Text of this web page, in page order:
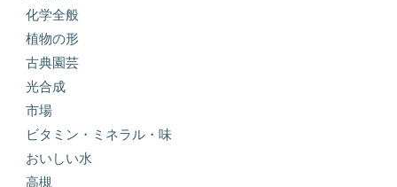
化学全般
植物の形
古典園芸
光合成
市場
ビタミン・ミネラル・味
おいしい水
高槻